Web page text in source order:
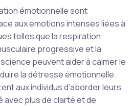
émotionnelle sont
aux émotions intenses liées à
telles que la respiration
progressive et la
peuvent aider à calmer le
la détresse émotionnelle.
aux individus d’aborder leurs
plus de clarté et de